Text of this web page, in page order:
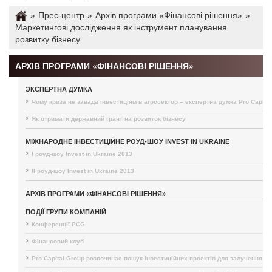
» Прес-центр » Архів програми «Фінансові рішення» »
Маркетингові дослідження як інструмент планування
розвитку бізнесу
АРХІВ ПРОГРАМИ «ФІНАНСОВІ РІШЕННЯ»
ЭКСПЕРТНА ДУМКА
Чому криза не завада інвестиціям в агросектор – експертна думка Pro
Як отримати державний грант на розвиток бізнесу
МІЖНАРОДНЕ ІНВЕСТИЦІЙНЕ РОУД-ШОУ INVEST IN UKRAINE
I роуд-шоу Invest in Ukraine 2013
II роуд-шоу Invest in Ukraine 2013
АРХІВ ПРОГРАМИ «ФІНАНСОВІ РІШЕННЯ»
ПОДІЇ ГРУПИ КОМПАНІЙ
Конференції PCG
Фінансовий клуб
Pro Capital Group розпочинає пошук інвестиційних проектів для залучення